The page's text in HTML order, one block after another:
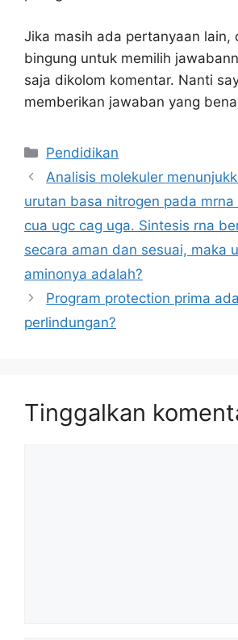
Jika masih ada pertanyaan lain,
bingung untuk memilih
saja dikolom komentar. Nanti
memberikan jawaban yang
Kategori
Pendidikan
Analisis molekuler
urutan basa nitrogen pada mrna
cua ugc cag uga. Sintesis rna
secara aman dan sesuai, maka
aminonya adalah?
Program protection prima
perlindungan?
Tinggalkan